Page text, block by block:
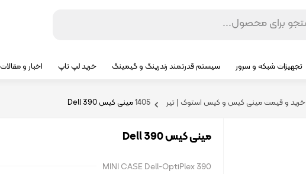
تجهیزات شبکه و سرور سیستم قدرتمند رندرینگ و گیمینگ خرید لپ تاپ اخبار و مقالات
خرید و قیمت مینی کیس و کیس استوک | تیر 1405 مینی کیس Dell 390
مینی کیس Dell 390
MINI CASE Dell-OptiPlex 390